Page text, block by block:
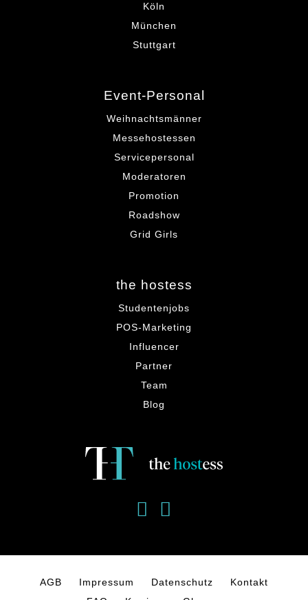
Köln
München
Stuttgart
Event-Personal
Weihnachtsmänner
Messehostessen
Servicepersonal
Moderatoren
Promotion
Roadshow
Grid Girls
the hostess
Studentenjobs
POS-Marketing
Influencer
Partner
Team
Blog
AGB Impressum Datenschutz
Kontakt